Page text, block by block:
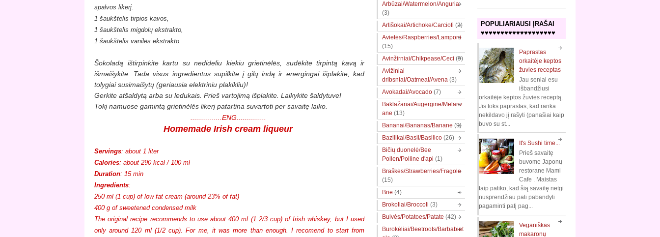
spalvos likerį.
1 šaukštelis tirpios kavos,
1 šaukštelis migdolų ekstrakto,
1 šaukštelis vanilės ekstrakto.
Šokoladą ištirpinkite kartu su nedideliu kiekiu grietinėlės, sudėkite tirpintą kavą ir
išmaišykite. Tada visus ingredientus supilkite į gilų indą ir energingai išplakite, kad
tolygiai susimaišytų (geriausia elektriniu plakikliu)!
Gerkite atšaldytą arba su ledukais. Prieš vartojimą išplakite. Laikykite šaldytuve!
Tokį namuose gamintą grietinėlės likerį patartina suvartoti per savaitę laiko.
................ENG...............
Homemade Irish cream liqueur
Servings: about 1 liter
Calories: about 290 kcal / 100 ml
Duration: 15 min
Ingredients:
250 ml (1 cup) of low fat cream (around 23% of fat)
400 g of sweetened condensed milk
The original recipe recommends to use about 400 ml (1 2/3 cup) of Irish whiskey, but I used
only around 120 ml (1/2 cup). For me, it was more than enough. I recomend to start from
POPULIARIAUSI ĮRAŠAI
♥♥♥♥♥♥♥♥♥♥♥♥♥♥♥♥♥♥♥
Paprastas
orkaitėje keptos
žuvies receptas
Jau seniai esu
išbandžiusi
orkaitėje keptos žuvies receptą.
Jis toks paprastas, kad ranka
nekildavo jį rašyti (panašiai kaip
buvo su st...
It's Sushi time...
Prieš savaitę
buvome Japonų
restorane Mami
Cafe . Maistas
taip patiko, kad šią savaitę netgi
nusprendžiau pati pabandyti
pagaminti patį pag...
Veganiškas
makaronų
Arbūzai/Watermelon/Anguria
(3)
Artišokai/Artichoke/Carciofi (2)
Avietės/Raspberries/Lamponi
(15)
Avinžirniai/Chikpease/Ceci (9)
Avižiniai
dribsniai/Oatmeal/Avena (3)
Avokadai/Avocado (7)
Baklažanai/Augergine/Melanz
ane (13)
Bananai/Bananas/Banane (9)
Bazilikai/Basil/Basilico (26)
Bičių duonelė/Bee
Pollen/Polline d'api (1)
Braškės/Strawberries/Fragole
(15)
Brie (4)
Brokoliai/Broccoli (3)
Bulvės/Potatoes/Patate (42)
Burokėliai/Beetroots/Barbabiet